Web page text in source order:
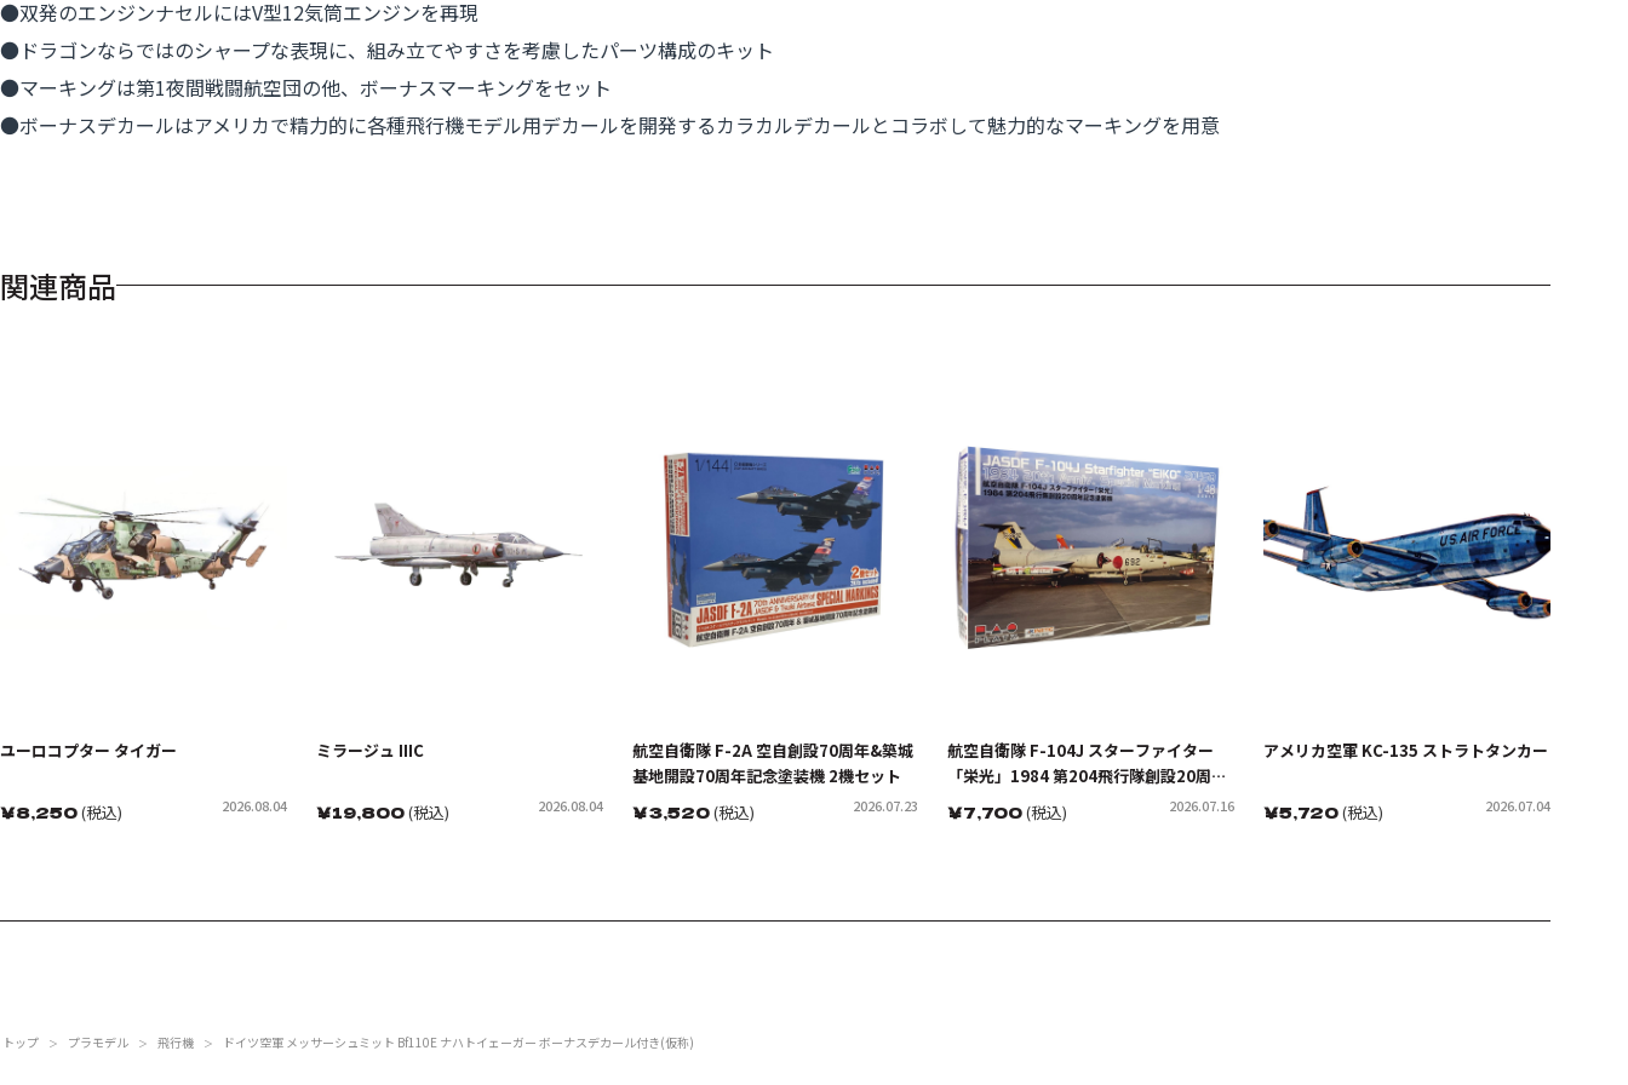
●双発のエンジンナセルにはV型12気筒エンジンを再現
●ドラゴンならではのシャープな表現に、組み立てやすさを考慮したパーツ構成のキット
●マーキングは第1夜間戦闘航空団の他、ボーナスマーキングをセット
●ボーナスデカールはアメリカで精力的に各種飛行機モデル用デカールを開発するカラカルデカールとコラボして魅力的なマーキングを用意
関連商品
ユーロコプター タイガー
￥8,250(税込) 2026.08.04
ミラージュ IIIC
￥19,800(税込) 2026.08.04
航空自衛隊 F-2A 空自創設70周年&築城
基地開設70周年記念塗装機 2機セット
￥3,520(税込) 2026.07.23
航空自衛隊 F-104J スターファイター
「栄光」1984 第204飛行隊創設20周年
￥7,700(税込) 2026.07.16
アメリカ空軍 KC-135 ストラトタンカー
￥5,720(税込) 2026.07.04
トップ ＞ プラモデル ＞ 飛行機 ＞ ドイツ空軍 メッサーシュミット Bf110E ナハトイェーガー ボーナスデカール付き(仮称)